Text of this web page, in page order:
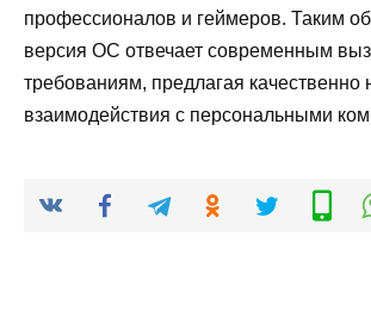
профессионалов и геймеров. Таким
версия ОС отвечает современным
требованиям, предлагая
взаимодействия с персональными